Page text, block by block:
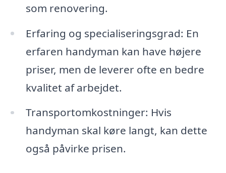
som renovering.
Erfaring og specialiseringsgrad: En
erfaren handyman kan have højere
priser, men de leverer ofte en bedre
kvalitet af arbejdet.
Transportomkostninger: Hvis
handyman skal køre langt, kan dette
også påvirke prisen.